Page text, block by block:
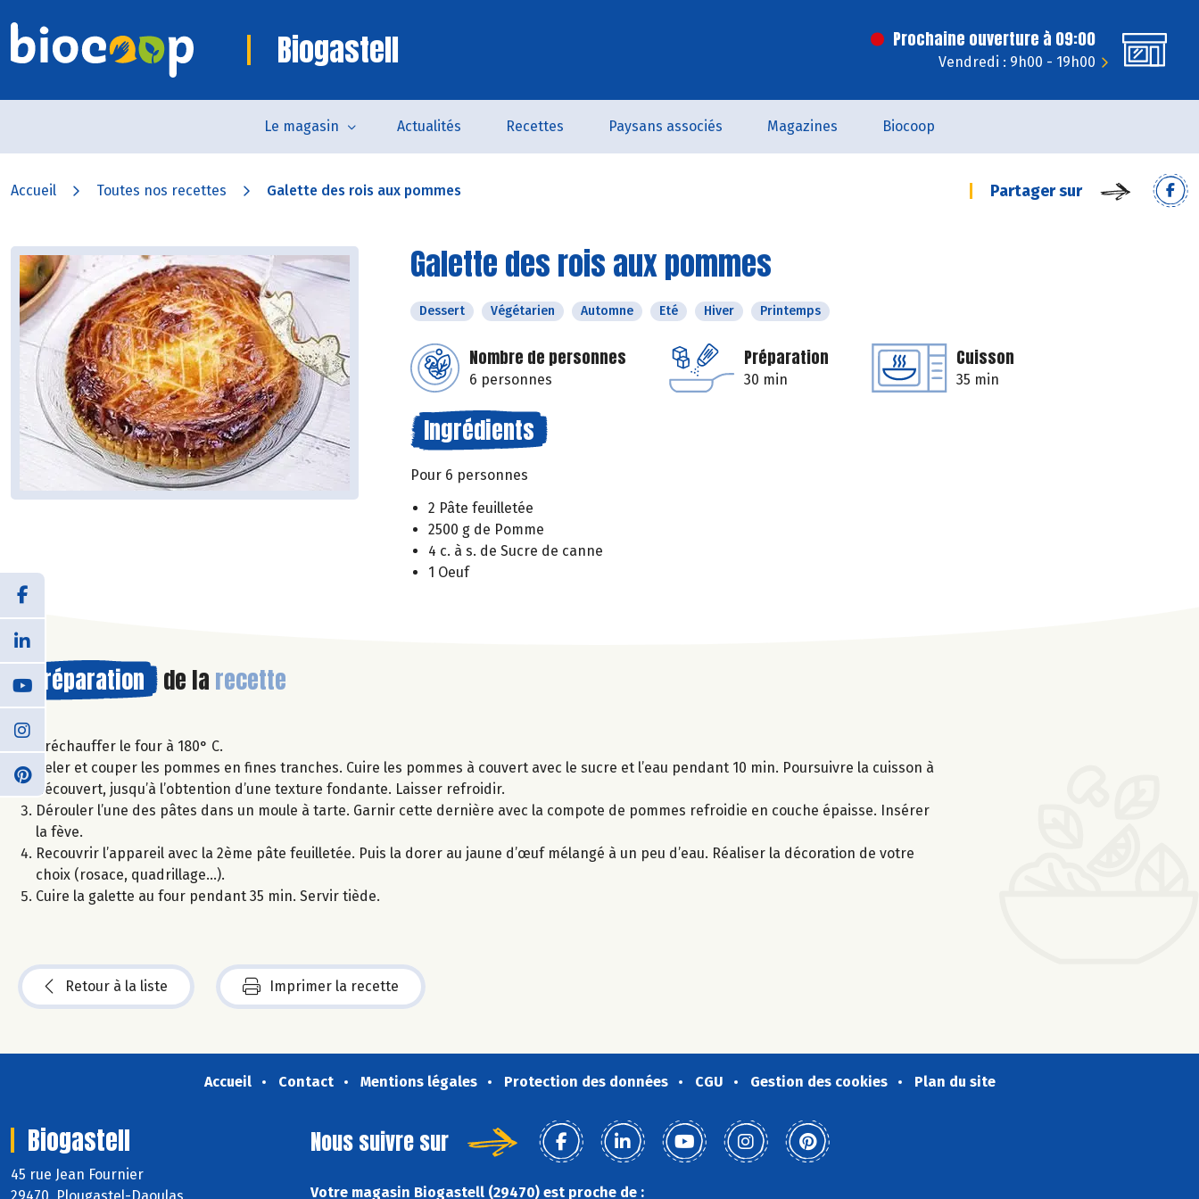
Biogastell Prochaine ouverture à 09:00
Vendredi : 9h00 - 19h00
Le magasin Actualités Recettes Paysans associés Magazines Biocoop
Accueil Toutes nos recettes Galette des rois aux pommes Partager sur
Galette des rois aux pommes
Dessert Végétarien Automne Eté Hiver Printemps
Nombre de personnes
6 personnes
Préparation
30 min
Cuisson
35 min
Ingrédients
Pour 6 personnes
2 Pâte feuilletée
2500 g de Pomme
4 c. à s. de Sucre de canne
1 Oeuf
Préparation de la recette
Préchauffer le four à 180° C.
Peler et couper les pommes en fines tranches. Cuire les pommes à couvert avec le sucre et l’eau pendant 10 min. Poursuivre la cuisson à
découvert, jusqu’à l’obtention d’une texture fondante. Laisser refroidir.
Dérouler l’une des pâtes dans un moule à tarte. Garnir cette dernière avec la compote de pommes refroidie en couche épaisse. Insérer
la fève.
Recouvrir l’appareil avec la 2ème pâte feuilletée. Puis la dorer au jaune d’œuf mélangé à un peu d’eau. Réaliser la décoration de votre
choix (rosace, quadrillage...).
Cuire la galette au four pendant 35 min. Servir tiède.
Retour à la liste Imprimer la recette
Accueil Contact Mentions légales Protection des données CGU Gestion des cookies Plan du site
Biogastell
45 rue Jean Fournier
29470 Plougastel-Daoulas
Nous suivre sur
Votre magasin Biogastell (29470) est proche de :